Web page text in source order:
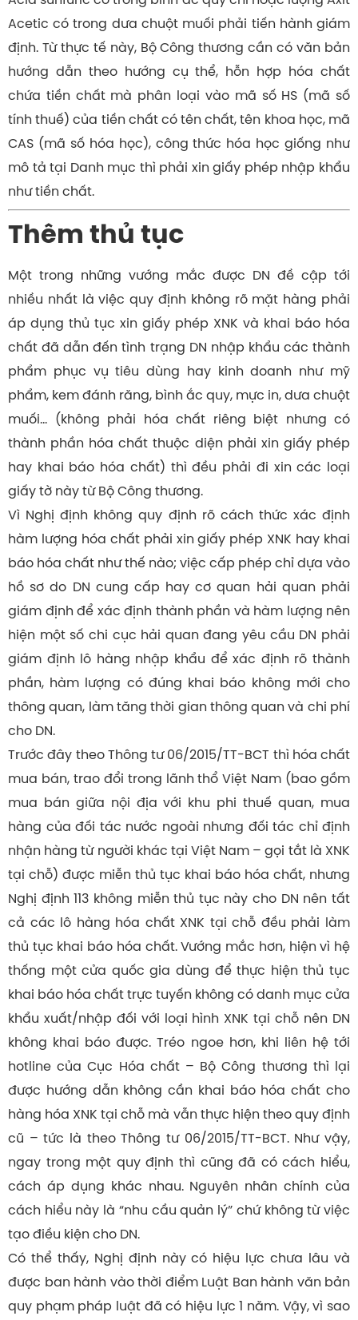
Acetic có trong dưa chuột muối phải tiến hành giám
định. Từ thực tế này, Bộ Công thương cần có văn bản
hướng dẫn theo hướng cụ thể, hỗn hợp hóa chất
chứa tiền chất mà phân loại vào mã số HS (mã số
tính thuế) của tiền chất có tên chất, tên khoa học, mã
CAS (mã số hóa học), công thức hóa học giống như
mô tả tại Danh mục thì phải xin giấy phép nhập khẩu
như tiền chất.
Thêm thủ tục
Một trong những vướng mắc được DN đề cập tới
nhiều nhất là việc quy định không rõ mặt hàng phải
áp dụng thủ tục xin giấy phép XNK và khai báo hóa
chất đã dẫn đến tình trạng DN nhập khẩu các thành
phẩm phục vụ tiêu dùng hay kinh doanh như mỹ
phẩm, kem đánh răng, bình ắc quy, mực in, dưa chuột
muối… (không phải hóa chất riêng biệt nhưng có
thành phần hóa chất thuộc diện phải xin giấy phép
hay khai báo hóa chất) thì đều phải đi xin các loại
giấy tờ này từ Bộ Công thương.
Vì Nghị định không quy định rõ cách thức xác định
hàm lượng hóa chất phải xin giấy phép XNK hay khai
báo hóa chất như thế nào; việc cấp phép chỉ dựa vào
hồ sơ do DN cung cấp hay cơ quan hải quan phải
giám định để xác định thành phần và hàm lượng nên
hiện một số chi cục hải quan đang yêu cầu DN phải
giám định lô hàng nhập khẩu để xác định rõ thành
phần, hàm lượng có đúng khai báo không mới cho
thông quan, làm tăng thời gian thông quan và chi phí
cho DN.
Trước đây theo Thông tư 06/2015/TT-BCT thì hóa chất
mua bán, trao đổi trong lãnh thổ Việt Nam (bao gồm
mua bán giữa nội địa với khu phi thuế quan, mua
hàng của đối tác nước ngoài nhưng đối tác chỉ định
nhận hàng từ người khác tại Việt Nam – gọi tắt là XNK
tại chỗ) được miễn thủ tục khai báo hóa chất, nhưng
Nghị định 113 không miễn thủ tục này cho DN nên tất
cả các lô hàng hóa chất XNK tại chỗ đều phải làm
thủ tục khai báo hóa chất. Vướng mắc hơn, hiện vì hệ
thống một cửa quốc gia dùng để thực hiện thủ tục
khai báo hóa chất trực tuyến không có danh mục cửa
khẩu xuất/nhập đối với loại hình XNK tại chỗ nên DN
không khai báo được. Tréo ngoe hơn, khi liên hệ tới
hotline của Cục Hóa chất – Bộ Công thương thì lại
được hướng dẫn không cần khai báo hóa chất cho
hàng hóa XNK tại chỗ mà vẫn thực hiện theo quy định
cũ – tức là theo Thông tư 06/2015/TT-BCT. Như vậy,
ngay trong một quy định thì cũng đã có cách hiểu,
cách áp dụng khác nhau. Nguyên nhân chính của
cách hiểu này là “nhu cầu quản lý” chứ không từ việc
tạo điều kiện cho DN.
Có thể thấy, Nghị định này có hiệu lực chưa lâu và
được ban hành vào thời điểm Luật Ban hành văn bản
quy phạm pháp luật đã có hiệu lực 1 năm. Vậy, vì sao